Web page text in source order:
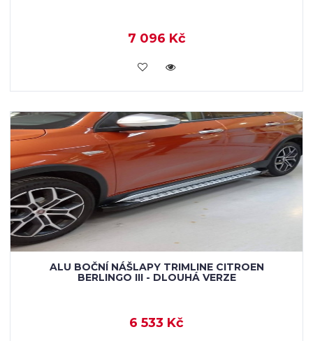
7 096 Kč
KOUPIT
ALU BOČNÍ NÁŠLAPY TRIMLINE CITROEN
BERLINGO III - DLOUHÁ VERZE
6 533 Kč